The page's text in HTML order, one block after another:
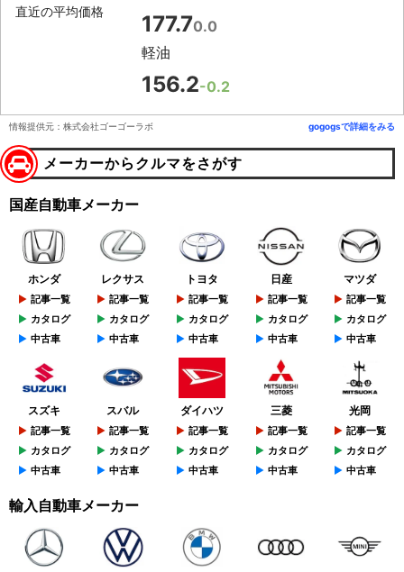
直近の平均価格 177.70.0
軽油
156.2-0.2
情報提供元：株式会社ゴーゴーラボ gogogsで詳細をみる
メーカーからクルマをさがす
国産自動車メーカー
ホンダ
記事一覧
カタログ
中古車
レクサス
記事一覧
カタログ
中古車
トヨタ
記事一覧
カタログ
中古車
日産
記事一覧
カタログ
中古車
マツダ
記事一覧
カタログ
中古車
スズキ
記事一覧
カタログ
中古車
スバル
記事一覧
カタログ
中古車
ダイハツ
記事一覧
カタログ
中古車
三菱
記事一覧
カタログ
中古車
光岡
記事一覧
カタログ
中古車
輸入自動車メーカー